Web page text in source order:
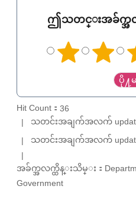
ဤသတင္းအခ်က္အ
Hit Count： 36
သတင်းအချက်အလက် update
သတင်းအချက်အလက် update
အခ်က္အလက္ထိန္းသိမ္း：
Government